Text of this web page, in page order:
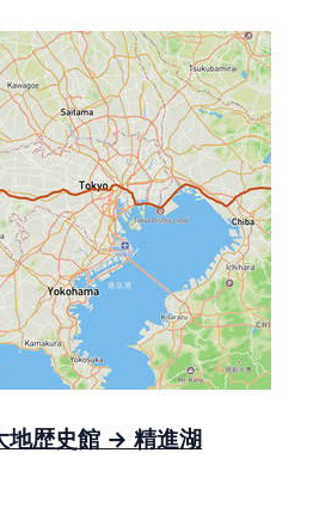
地歴史館 → 精進湖